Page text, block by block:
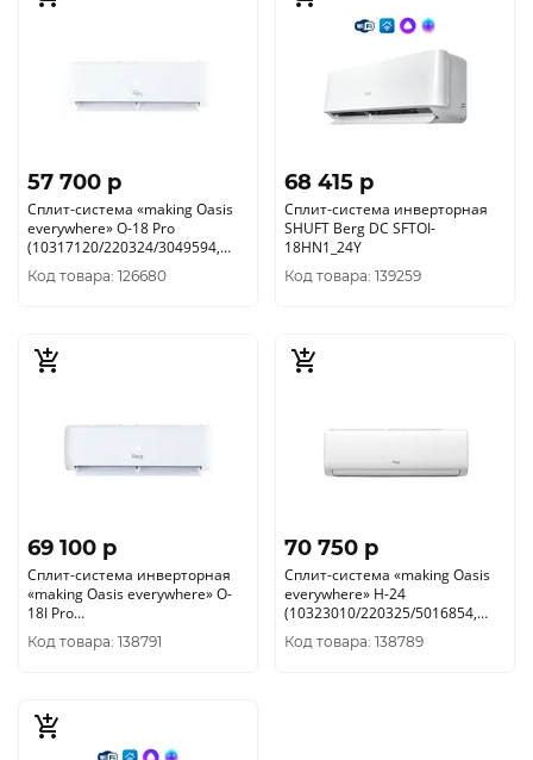
57 700 p
Сплит-система «making Оasis
everywhere» O-18 Pro
(10317120/220324/3049594,
КИТАЙ )
Код товара: 126680
68 415 p
Сплит-система инверторная
SHUFT Berg DC SFTOI-
18HN1_24Y
Код товара: 139259
69 100 p
Сплит-система инверторная
«making Oasis everywhere» O-
18I Pro
(10323010/230325/5016964,
КИТАЙ )
Код товара: 138791
70 750 p
Сплит-система «making Oasis
everywhere» H-24
(10323010/220325/5016854,
КИТАЙ )
Код товара: 138789